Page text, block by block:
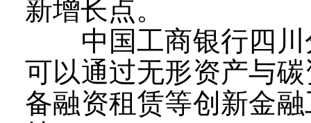
新增长点。
中国工商银行四川
可以通过无形资产与
备融资租赁等创新金